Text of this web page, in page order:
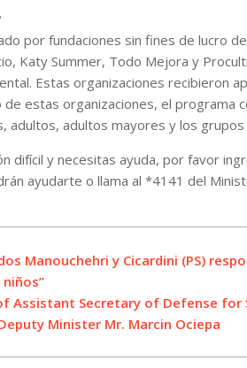
por fundaciones sin fines de lucro
Katy Summer, Todo Mejora y
Estas organizaciones recibieron
estas organizaciones, el programa
adultos, adultos mayores y los grupos
difícil y necesitas ayuda, por favor
ayudarte o llama al *4141 del
Manouchehri y Cicardini (PS)
Assistant Secretary of Defense for
Minister Mr. Marcin Ociepa